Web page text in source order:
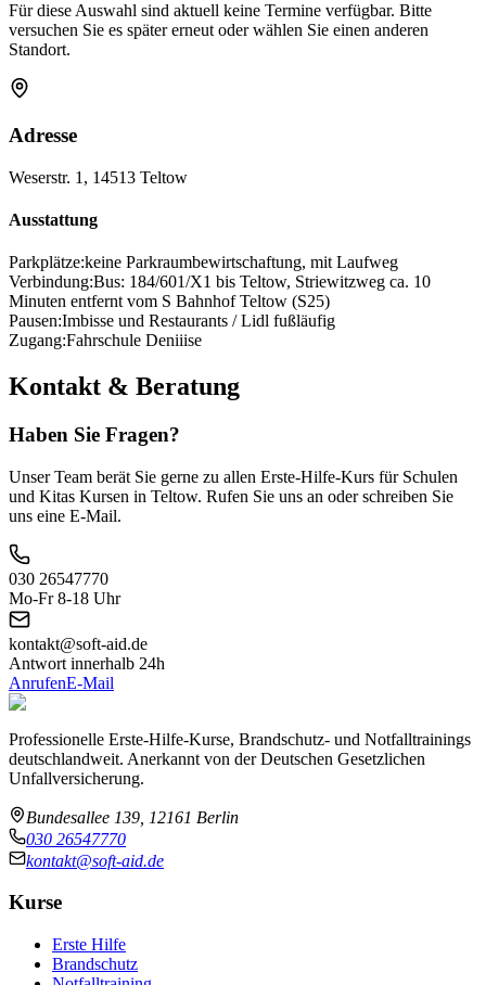
Für diese Auswahl sind aktuell keine Termine verfügbar. Bitte
versuchen Sie es später erneut oder wählen Sie einen anderen
Standort.
Adresse
Weserstr. 1, 14513 Teltow
Ausstattung
Parkplätze:keine Parkraumbewirtschaftung, mit Laufweg
Verbindung:Bus: 184/601/X1 bis Teltow, Striewitzweg ca. 10
Minuten entfernt vom S Bahnhof Teltow (S25)
Pausen:Imbisse und Restaurants / Lidl fußläufig
Zugang:Fahrschule Deniiise
Kontakt & Beratung
Haben Sie Fragen?
Unser Team berät Sie gerne zu allen Erste-Hilfe-Kurs für Schulen
und Kitas Kursen in Teltow. Rufen Sie uns an oder schreiben Sie
uns eine E-Mail.
030 26547770
Mo-Fr 8-18 Uhr
kontakt@soft-aid.de
Antwort innerhalb 24h
AnrufenE-Mail
Professionelle Erste-Hilfe-Kurse, Brandschutz- und Notfalltrainings
deutschlandweit. Anerkannt von der Deutschen Gesetzlichen
Unfallversicherung.
Bundesallee 139, 12161 Berlin
030 26547770
kontakt@soft-aid.de
Kurse
Erste Hilfe
Brandschutz